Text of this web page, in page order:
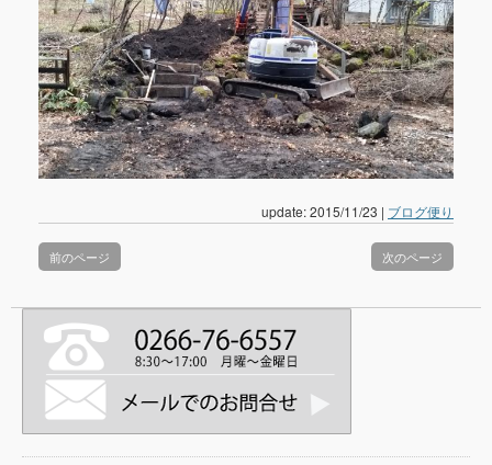
update: 2015/11/23 | ブログ便り
前のページ 次のページ